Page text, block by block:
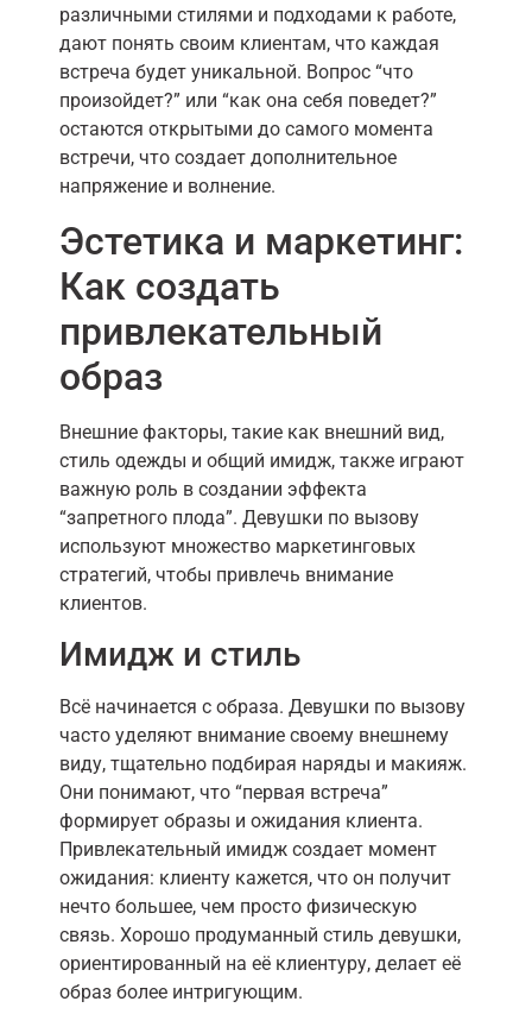
различными стилями и подходами к работе,
дают понять своим клиентам, что каждая
встреча будет уникальной. Вопрос “что
произойдет?” или “как она себя поведет?”
остаются открытыми до самого момента
встречи, что создает дополнительное
напряжение и волнение.
Эстетика и маркетинг:
Как создать
привлекательный
образ
Внешние факторы, такие как внешний вид,
стиль одежды и общий имидж, также играют
важную роль в создании эффекта
“запретного плода”. Девушки по вызову
используют множество маркетинговых
стратегий, чтобы привлечь внимание
клиентов.
Имидж и стиль
Всё начинается с образа. Девушки по вызову
часто уделяют внимание своему внешнему
виду, тщательно подбирая наряды и макияж.
Они понимают, что “первая встреча”
формирует образы и ожидания клиента.
Привлекательный имидж создает момент
ожидания: клиенту кажется, что он получит
нечто большее, чем просто физическую
связь. Хорошо продуманный стиль девушки,
ориентированный на её клиентуру, делает её
образ более интригующим.